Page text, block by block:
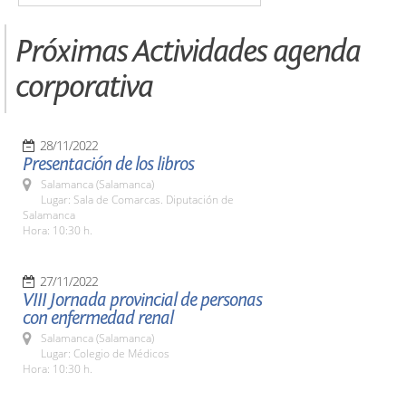
Próximas Actividades agenda
corporativa
28/11/2022
Presentación de los libros
Salamanca (Salamanca)
Lugar: Sala de Comarcas. Diputación de
Salamanca
Hora: 10:30 h.
27/11/2022
VIII Jornada provincial de personas
con enfermedad renal
Salamanca (Salamanca)
Lugar: Colegio de Médicos
Hora: 10:30 h.